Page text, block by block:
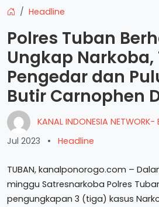
Headline
Polres Tuban
Ungkap
Pengedar dan
Butir Carnophen
KANAL INDONESIA NETWORK-
Jul 2023
• Headline
TUBAN, kanalponorogo.com –
minggu Satresnarkoba Polres
pengungkapan 3 (tiga) kasus